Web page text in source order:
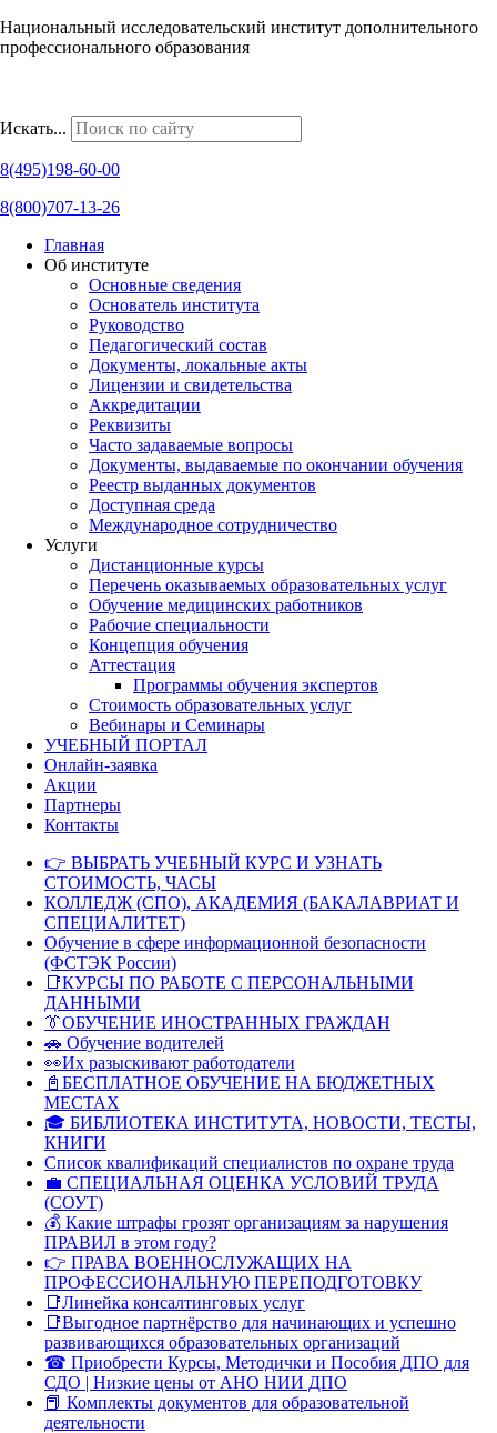
Национальный исследовательский институт дополнительного
профессионального образования
Искать...
8(495)198-60-00
8(800)707-13-26
Главная
Об институте
Основные сведения
Основатель института
Руководство
Педагогический состав
Документы, локальные акты
Лицензии и свидетельства
Аккредитации
Реквизиты
Часто задаваемые вопросы
Документы, выдаваемые по окончании обучения
Реестр выданных документов
Доступная среда
Международное сотрудничество
Услуги
Дистанционные курсы
Перечень оказываемых образовательных услуг
Обучение медицинских работников
Рабочие специальности
Концепция обучения
Аттестация
Программы обучения экспертов
Стоимость образовательных услуг
Вебинары и Семинары
УЧЕБНЫЙ ПОРТАЛ
Онлайн-заявка
Акции
Партнеры
Контакты
👉 ВЫБРАТЬ УЧЕБНЫЙ КУРС И УЗНАТЬ
СТОИМОСТЬ, ЧАСЫ
КОЛЛЕДЖ (СПО), АКАДЕМИЯ (БАКАЛАВРИАТ И
СПЕЦИАЛИТЕТ)
Обучение в сфере информационной безопасности
(ФСТЭК России)
📑КУРСЫ ПО РАБОТЕ С ПЕРСОНАЛЬНЫМИ
ДАННЫМИ
👔ОБУЧЕНИЕ ИНОСТРАННЫХ ГРАЖДАН
🚗 Обучение водителей
👀Их разыскивают работодатели
📓БЕСПЛАТНОЕ ОБУЧЕНИЕ НА БЮДЖЕТНЫХ
МЕСТАХ
🎓 БИБЛИОТЕКА ИНСТИТУТА, НОВОСТИ, ТЕСТЫ,
КНИГИ
Список квалификаций специалистов по охране труда
💼 СПЕЦИАЛЬНАЯ ОЦЕНКА УСЛОВИЙ ТРУДА
(СОУТ)
💰 Какие штрафы грозят организациям за нарушения
ПРАВИЛ в этом году?
👉 ПРАВА ВОЕННОСЛУЖАЩИХ НА
ПРОФЕССИОНАЛЬНУЮ ПЕРЕПОДГОТОВКУ
📑Линейка консалтинговых услуг
📑Выгодное партнёрство для начинающих и успешно
развивающихся образовательных организаций
☎ Приобрести Курсы, Методички и Пособия ДПО для
СДО | Низкие цены от АНО НИИ ДПО
📕 Комплекты документов для образовательной
деятельности